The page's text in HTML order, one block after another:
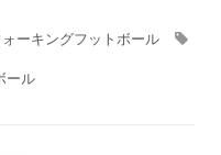
ーキングフットボール
ール